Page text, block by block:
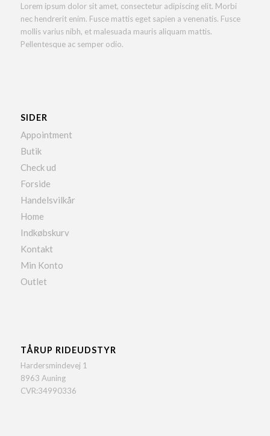
Lorem ipsum dolor sit amet, consectetur adipiscing elit. Morbi
nec hendrerit enim. Fusce mattis eget sapien a venenatis. Fusce
mollis varius nibh, et malesuada mauris aliquam mattis.
Pellentesque ac semper odio.
SIDER
Appointment
Butik
Check ud
Forside
Handelsvilkår
Home
Indkøbskurv
Kontakt
Min Konto
Outlet
TÅRUP RIDEUDSTYR
Hardersmindevej 1
8963 Auning
CVR:34990336